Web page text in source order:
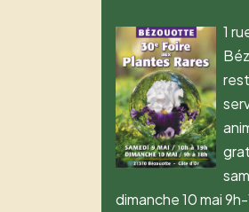
1
dimanche 10 mai